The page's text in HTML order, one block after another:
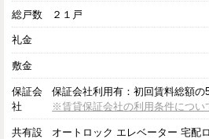
総戸数 ２１戸
礼金
敷金
保証会
社
保証会社利用有：初回賃料総額
※賃貸保証会社の利用条件につい
共有設
オートロック エレベーター 宅配